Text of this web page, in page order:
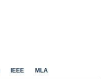
IEEE MLA